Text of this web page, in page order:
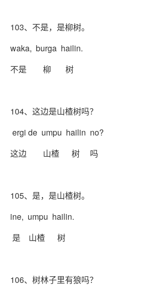
103、不是，是柳树。
waka, burga hailin.
不是 柳 树
104、这边是山楂树吗？
ergi de umpu hailin no?
这边 山楂 树 吗
105、是，是山楂树。
ine, umpu hailin.
是 山楂 树
106、树林子里有狼吗？